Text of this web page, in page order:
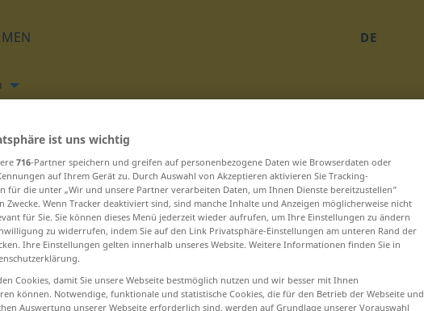
DE
beginnen – družínski ... drúgič
drévi
ist uns wichtig
716-Partner speichern und greifen auf personenbezogene Daten wie Browserdaten oder
auf Ihrem Gerät zu. Durch Auswahl von Akzeptieren aktivieren Sie Tracking-
für die unter „Wir und unsere Partner verarbeiten Daten, um Ihnen Dienste bereitzustellen“
Zwecke. Wenn Tracker deaktiviert sind, sind manche Inhalte und Anzeigen möglicherweise nicht
für Sie. Sie können dieses Menü jederzeit wieder aufrufen, um Ihre Einstellungen zu ändern
zu widerrufen, indem Sie auf den Link Privatsphäre-Einstellungen am unteren Rand der
Ihre Einstellungen gelten innerhalb unseres Website. Weitere Informationen finden Sie in
Cookies, damit Sie unsere Webseite bestmöglich nutzen und wir besser mit Ihnen
können. Notwendige, funktionale und statistische Cookies, die für den Betrieb der Webseite und
Auswertung unserer Webseite erforderlich sind, werden auf Grundlage unserer Vorauswahl